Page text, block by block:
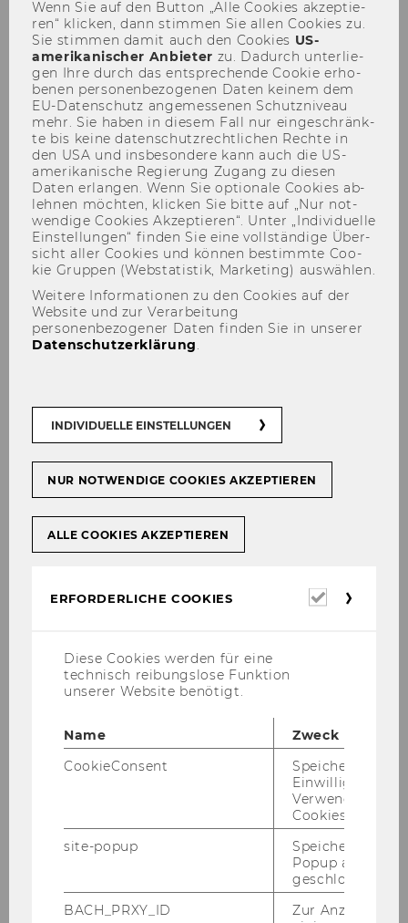
WU Sommerfest begeisterte
9.000 Besucher*innen
Veranstaltung
TEILEN TEILEN
09. Juni 2023
Unter dem Motto „Open for Di­ver­si­ty“
fei­er­ten rund 9.000 Men­schen am Cam­
Bühne frei am Cam­pus WU! Nach einem hef­ti­
gen Un­wet­ter be­geis­ter­te das WU Som­mer­fest
gramm beim dies­jäh­ri­gen Som­mer­fest war breit
ge­fä­chert und star­te­te am Nach­mit­tag mit
einem Kas­perl­thea­ter und Kin­der­schmin­ken als
be­geis­ter­te der Street Food Markt. Der Auf­takt
Ma­ra­lin. Es folg­ten wei­te­re Auf­trit­te von Echo­
light und Eli Preiss. Haupt­act des Abends war
Abend in der WU Alum­ni Lounge mit ehe­ma­li­
gen Stu­di­en­kol­leg*innen netz­wer­ken und neue
in­ter­es­san­te Kon­tak­te zu Ent­schei­dungs­trä­
ger*innen aus der Wirt­schaft knüp­fen.
Wenn Sie auf den But­ton „Alle Coo­kies ak­zep­tie­
ren“ kli­cken, dann stim­men Sie allen Coo­kies zu.
Sie stim­men damit auch den Coo­kies US-​
amerikanischer An­bie­ter zu. Da­durch un­ter­lie­
gen Ihre durch das ent­spre­chen­de Coo­kie er­ho­
be­nen per­so­nen­be­zo­ge­nen Daten kei­nem dem
EU-​Datenschutz an­ge­mes­se­nen Schutz­ni­veau
mehr. Sie haben in die­sem Fall nur ein­ge­schränk­
te bis keine da­ten­schutz­recht­li­chen Rech­te in
den USA und ins­be­son­de­re kann auch die US-​
amerikanische Re­gie­rung Zu­gang zu die­sen
Daten er­lan­gen. Wenn Sie op­tio­na­le Coo­kies ab­
leh­nen möch­ten, kli­cken Sie bitte auf „Nur not­
wen­di­ge Coo­kies Ak­zep­tie­ren“. Unter „In­di­vi­du­el­le
Ein­stel­lun­gen“ fin­den Sie eine voll­stän­di­ge Über­
sicht aller Coo­kies und kön­nen be­stimm­te Coo­
kie Grup­pen (Web­sta­tis­tik, Mar­ke­ting) aus­wäh­len.
Weitere Informationen zu den Cookies auf der
Website und zur Verarbeitung
personenbezogener Daten finden Sie in unserer
Datenschutzerklärung.
INDIVIDUELLE EINSTELLUNGEN
NUR NOTWENDIGE COOKIES AKZEPTIEREN
ALLE COOKIES AKZEPTIEREN
ERFORDERLICHE COOKIES
Diese Cookies werden für eine
technisch reibungslose Funktion
unserer Website benötigt.
Name
Zweck
CookieConsent
Speichert Ihre
Einwilligung zur
Verwendung von
Cookies.
site-popup
Speichert ob ein
Popup
geschlossen
BACH_PRXY_ID
Zur Anzeige von